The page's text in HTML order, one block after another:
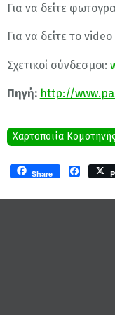
Για να δείτε
Για να δείτε το
Σχετικοί σύνδεσμοι:
Πηγή: http://
Χαρτοποιία Κομοτηνής
Share